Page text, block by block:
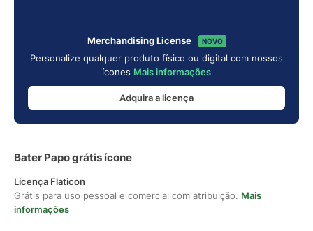
Merchandising License NOVO
Personalize qualquer produto físico ou digital com nossos
ícones Mais informações
Adquira a licença
Bater Papo grátis ícone
Licença Flaticon
Grátis para uso pessoal e comercial com atribuição. Mais
informações